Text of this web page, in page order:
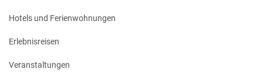
Hotels und Ferienwohnungen
Erlebnisreisen
Veranstaltungen